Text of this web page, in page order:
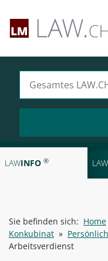
LAWINFO ® LAW
Sie befinden sich: Home
Konkubinat »
Arbeitsverdienst